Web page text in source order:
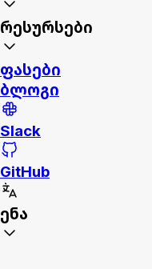
რესურსები
ფასები
ბლოგი
Slack
GitHub
ენა